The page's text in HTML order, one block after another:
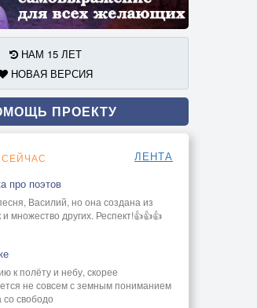
НАМ 15 ЛЕТ
НОВАЯ ВЕРСИЯ
ПРОЕКТУ
ЛЕНТА
про поэтов
Василий, но она создана из
и множество других. Респект!👍👍👍
к полёту и небу, скорее
не совсем с земным пониманием
свободо